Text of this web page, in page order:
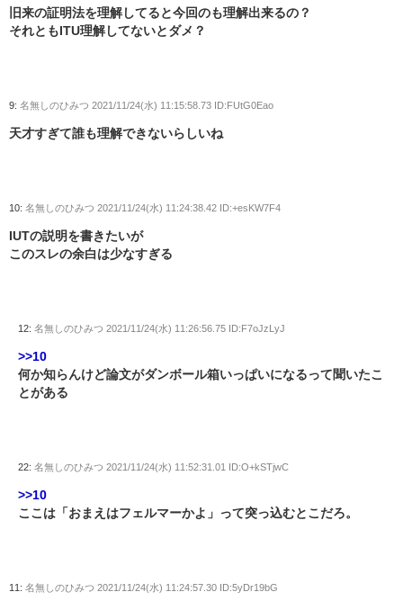
旧来の証明法を理解してると今回のも理解出来るの？
それともITU理解してないとダメ？
9: 名無しのひみつ 2021/11/24(水) 11:15:58.73 ID:FUtG0Eao
天才すぎて誰も理解できないらしいね
10: 名無しのひみつ 2021/11/24(水) 11:24:38.42 ID:+esKW7F4
IUTの説明を書きたいが
このスレの余白は少なすぎる
12: 名無しのひみつ 2021/11/24(水) 11:26:56.75 ID:F7oJzLyJ
>>10
何か知らんけど論文がダンボール箱いっぱいになるって聞いたこ
とがある
22: 名無しのひみつ 2021/11/24(水) 11:52:31.01 ID:O+kSTjwC
>>10
ここは「おまえはフェルマーかよ」って突っ込むとこだろ。
11: 名無しのひみつ 2021/11/24(水) 11:24:57.30 ID:5yDr19bG